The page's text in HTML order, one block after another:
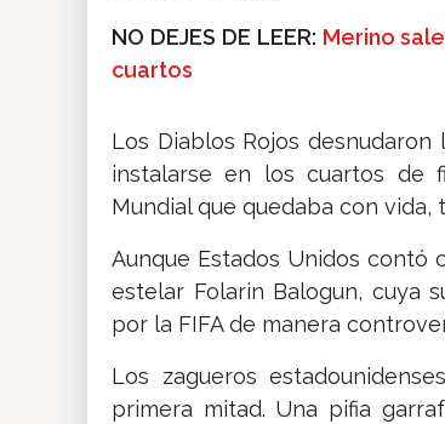
NO DEJES DE LEER: Merino
cuartos
Los Diablos Rojos
instalarse en los cuartos de
Mundial que quedaba con vida,
Aunque Estados Unidos contó
estelar Folarin Balogun, cuya
por la FIFA de manera
Los zagueros
primera mitad. Una pifia